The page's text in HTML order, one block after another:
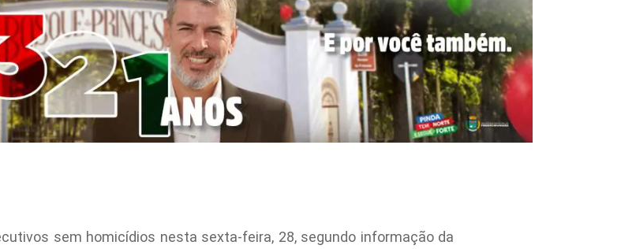
sem homicídios nesta sexta-feira, 28, segundo informação da